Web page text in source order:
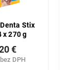
Stix
x 270 g
DPH
€